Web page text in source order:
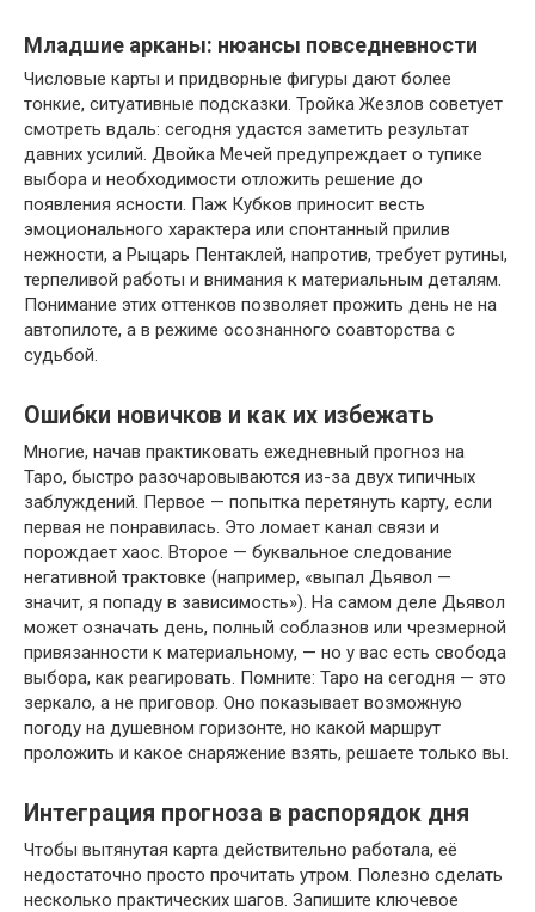
Младшие арканы: нюансы повседневности
Числовые карты и придворные фигуры дают более
тонкие, ситуативные подсказки. Тройка Жезлов советует
смотреть вдаль: сегодня удастся заметить результат
давних усилий. Двойка Мечей предупреждает о тупике
выбора и необходимости отложить решение до
появления ясности. Паж Кубков приносит весть
эмоционального характера или спонтанный прилив
нежности, а Рыцарь Пентаклей, напротив, требует рутины,
терпеливой работы и внимания к материальным деталям.
Понимание этих оттенков позволяет прожить день не на
автопилоте, а в режиме осознанного соавторства с
судьбой.
Ошибки новичков и как их избежать
Многие, начав практиковать ежедневный прогноз на
Таро, быстро разочаровываются из-за двух типичных
заблуждений. Первое — попытка перетянуть карту, если
первая не понравилась. Это ломает канал связи и
порождает хаос. Второе — буквальное следование
негативной трактовке (например, «выпал Дьявол —
значит, я попаду в зависимость»). На самом деле Дьявол
может означать день, полный соблазнов или чрезмерной
привязанности к материальному, — но у вас есть свобода
выбора, как реагировать. Помните: Таро на сегодня — это
зеркало, а не приговор. Оно показывает возможную
погоду на душевном горизонте, но какой маршрут
проложить и какое снаряжение взять, решаете только вы.
Интеграция прогноза в распорядок дня
Чтобы вытянутая карта действительно работала, её
недостаточно просто прочитать утром. Полезно сделать
несколько практических шагов. Запишите ключевое